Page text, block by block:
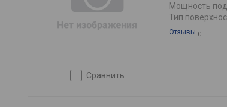
сравнить
Мощность
Тип
Отзывы 0